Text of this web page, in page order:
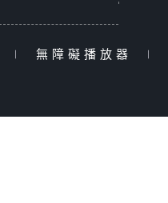
| 無障礙播放器 |